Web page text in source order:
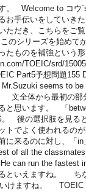
。 Welcome to コ
お手伝いをしていき
ただき、こちらをご
のシリーズを始めて
たものを補強という
TOEIC/srd/
Part5予想問題
Mr.Suzuki seems to
全体から最初の部
と思います。 「
。 後の選択肢を見る
トでよく使われるの
に来るのに対し、「
of all the
can run the
といえますね。 ち
いけますね。